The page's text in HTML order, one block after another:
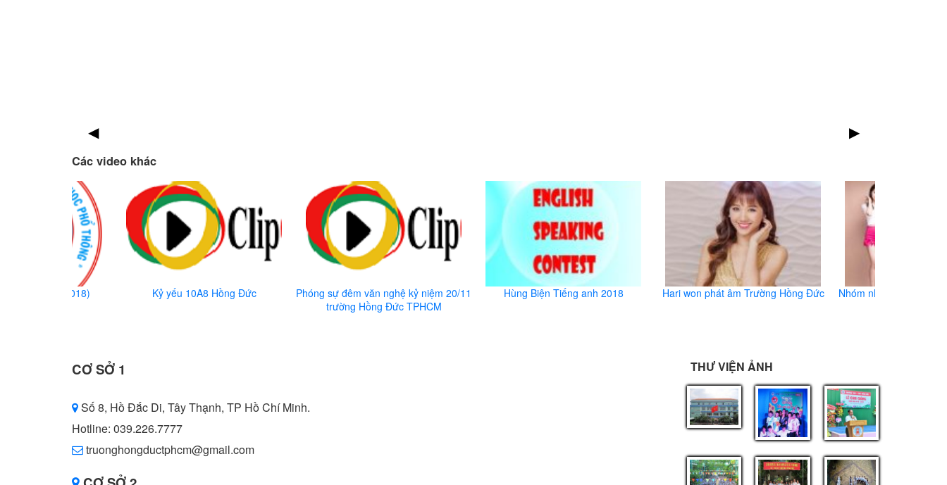
Các video khác
12A7 ( 13/5/2018) Kỷ yếu 10A8 Hồng Đức
Phóng sự đêm văn nghệ kỷ niệm 20/11
trường Hồng Đức TPHCM
Hùng Biện Tiếng anh 2018 Hari won phát âm Trường Hồng Đức
Nhóm nhạc Lime biểu
CƠ SỞ 1
Số 8, Hồ Đắc Di, Tây Thạnh, TP Hồ Chí Minh.
Hotline: 039.226.7777
truonghongductphcm@gmail.com
THƯ VIỆN ẢNH